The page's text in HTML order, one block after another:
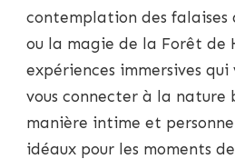
contemplation des falaises
ou la magie de la Forêt de
expériences immersives
vous connecter à la nature
manière intime et
idéaux pour les moments